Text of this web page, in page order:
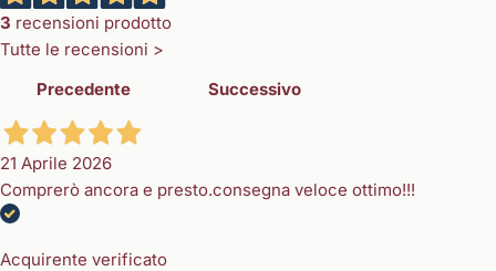
3 recensioni prodotto
Tutte le recensioni >
Precedente
Successivo
21 Aprile 2026
Comprerò ancora e presto.consegna veloce ottimo!!!
Acquirente verificato